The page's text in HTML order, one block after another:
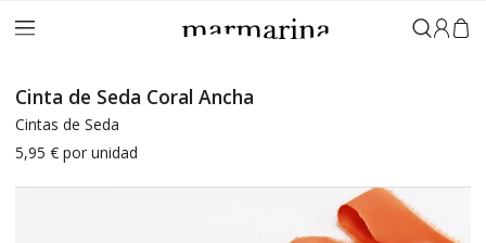
Iniciar
Cinta de Seda Coral Ancha
Cintas de Seda
5,95 € por unidad